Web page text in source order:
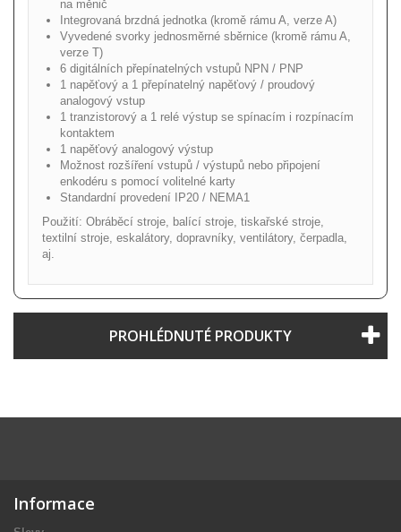
na měnič
Integrovaná brzdná jednotka (kromě rámu A, verze A)
Vyvedené svorky jednosměrné sběrnice (kromě rámu A,
verze T)
6 digitálních přepínatelných vstupů NPN / PNP
1 napěťový a 1 přepínatelný napěťový / proudový
analogový vstup
1 tranzistorový a 1 relé výstup se spínacím i rozpínacím
kontaktem
1 napěťový analogový výstup
Možnost rozšíření vstupů / výstupů nebo připojení
enkodéru s pomocí volitelné karty
Standardní provedení IP20 / NEMA1
Použití: Obráběcí stroje, balící stroje, tiskařské stroje,
textilní stroje, eskalátory, dopravníky, ventilátory, čerpadla,
aj.
PROHLÉDNUTÉ PRODUKTY
Informace